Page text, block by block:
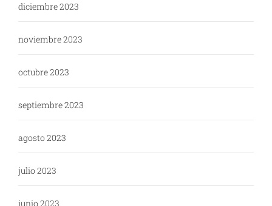
diciembre 2023
noviembre 2023
octubre 2023
septiembre 2023
agosto 2023
julio 2023
junio 2023